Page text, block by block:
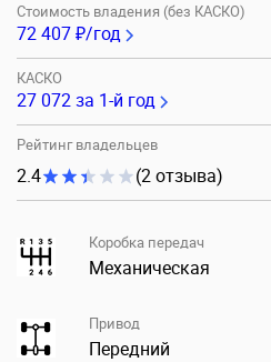
Стоимость владения (без КАСКО)
72 407 ₽/год
КАСКО
27 072за 1-й год
Рейтинг владельцев
2.4 (2 отзыва)
Коробка передач
Механическая
Привод
Передний